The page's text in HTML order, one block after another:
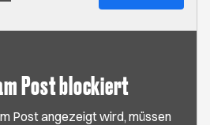
Post blockiert
Post angezeigt wird, müssen